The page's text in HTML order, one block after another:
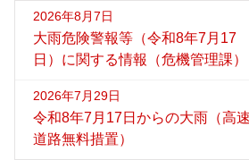
2026年8月7日
大雨危険警報等（令和8年7月17
日）に関する情報（危機管理課）
2026年7月29日
令和8年7月17日からの大雨（高速
道路無料措置）